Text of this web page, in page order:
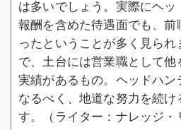
は多いでしょう。実際にヘッ
報酬を含めた待遇面でも、
ったということが多く見られ
で、土台には営業職として
実績があるもの。ヘッドハ
なるべく、地道な努力を続
す。（ライター：ナレッジ・